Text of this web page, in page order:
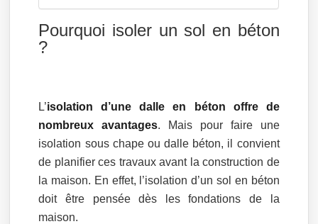
Pourquoi isoler un sol en béton
?
L’isolation d’une dalle en béton offre de
nombreux avantages. Mais pour faire une
isolation sous chape ou dalle béton, il convient
de planifier ces travaux avant la construction de
la maison. En effet, l’isolation d’un sol en béton
doit être pensée dès les fondations de la
maison.